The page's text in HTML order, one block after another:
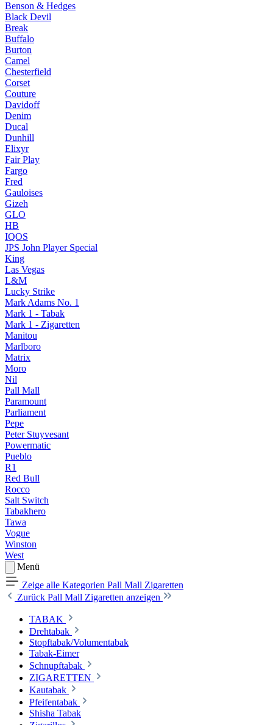
Benson & Hedges
Black Devil
Break
Buffalo
Burton
Camel
Chesterfield
Corset
Couture
Davidoff
Denim
Ducal
Dunhill
Elixyr
Fair Play
Fargo
Fred
Gauloises
Gizeh
GLO
HB
IQOS
JPS John Player Special
King
Las Vegas
L&M
Lucky Strike
Mark Adams No. 1
Mark 1 - Tabak
Mark 1 - Zigaretten
Manitou
Marlboro
Matrix
Moro
Nil
Pall Mall
Paramount
Parliament
Pepe
Peter Stuyvesant
Powermatic
Pueblo
R1
Red Bull
Rocco
Salt Switch
Tabakhero
Tawa
Vogue
Winston
West
Menü
Zeige alle Kategorien Pall Mall Zigaretten
Zurück Pall Mall Zigaretten anzeigen
TABAK
Drehtabak
Stopftabak/Volumentabak
Tabak-Eimer
Schnupftabak
ZIGARETTEN
Kautabak
Pfeifentabak
Shisha Tabak